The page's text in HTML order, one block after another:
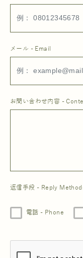
メール - Email
お問い合わせ内容 -
返信手段 - Reply
電話 - Phone